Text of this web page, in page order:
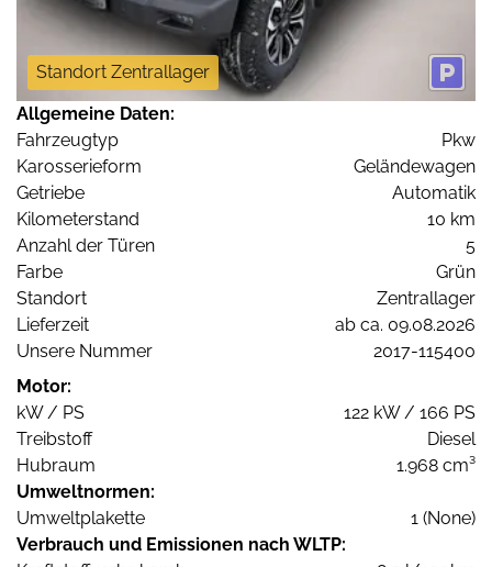
Standort Zentrallager
Allgemeine Daten:
Fahrzeugtyp
Pkw
Karosserieform
Geländewagen
Getriebe
Automatik
Kilometerstand
10 km
Anzahl der Türen
5
Farbe
Grün
Standort
Zentrallager
Lieferzeit
ab ca. 09.08.2026
Unsere Nummer
2017-115400
Motor:
kW / PS
122 kW / 166 PS
Treibstoff
Diesel
Hubraum
1.968 cm³
Umweltnormen:
Umweltplakette
1 (None)
Verbrauch und Emissionen nach WLTP: